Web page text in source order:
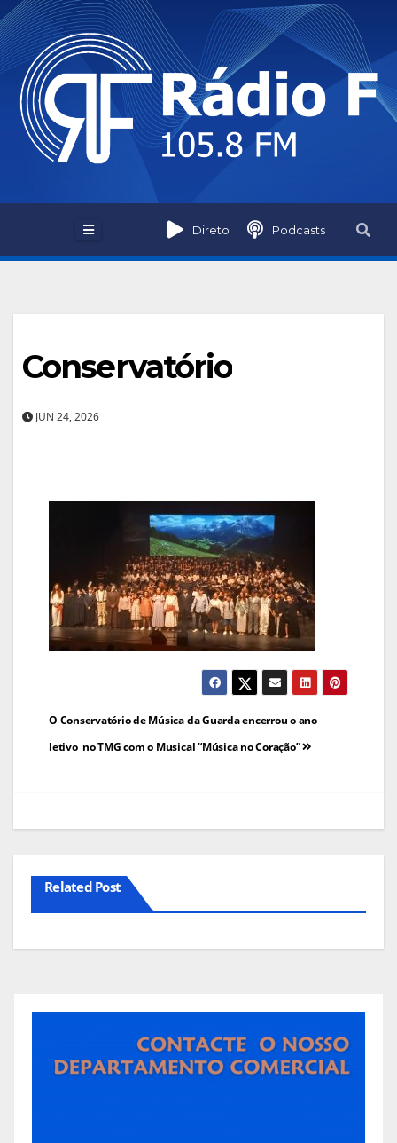
Skip
to
content
Direto Podcasts
Conservatório
JUN 24, 2026
Navegação
de
O Conservatório de Música da Guarda encerrou o ano
letivo no TMG com o Musical “Música no Coração”
Related Post